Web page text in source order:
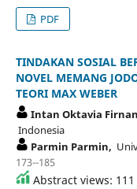
PDF
TINDAKAN SOSIAL
NOVEL MEMANG
TEORI MAX WEBER
Intan Oktavia
Indonesia
Parmin Parmin,
173--185
Abstract views: 111